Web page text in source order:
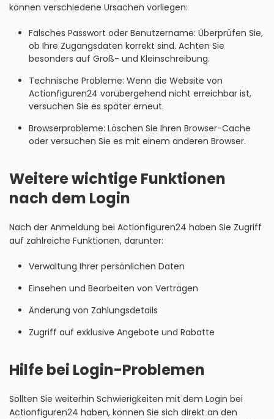
können verschiedene Ursachen vorliegen:
Falsches Passwort oder Benutzername: Überprüfen Sie,
ob Ihre Zugangsdaten korrekt sind. Achten Sie
besonders auf Groß- und Kleinschreibung.
Technische Probleme: Wenn die Website von
Actionfiguren24 vorübergehend nicht erreichbar ist,
versuchen Sie es später erneut.
Browserprobleme: Löschen Sie Ihren Browser-Cache
oder versuchen Sie es mit einem anderen Browser.
Weitere wichtige Funktionen
nach dem Login
Nach der Anmeldung bei Actionfiguren24 haben Sie Zugriff
auf zahlreiche Funktionen, darunter:
Verwaltung Ihrer persönlichen Daten
Einsehen und Bearbeiten von Verträgen
Änderung von Zahlungsdetails
Zugriff auf exklusive Angebote und Rabatte
Hilfe bei Login-Problemen
Sollten Sie weiterhin Schwierigkeiten mit dem Login bei
Actionfiguren24 haben, können Sie sich direkt an den